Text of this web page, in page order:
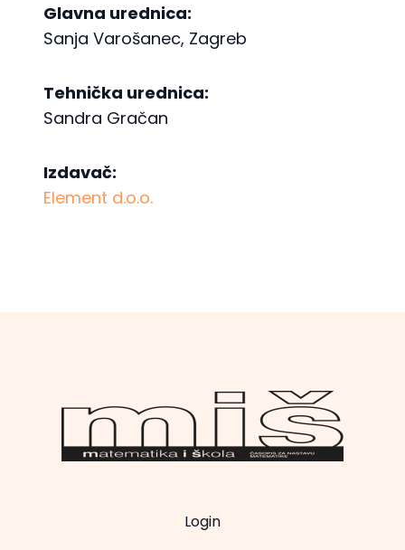
Glavna urednica:
Sanja Varošanec, Zagreb
Tehnička urednica:
Sandra Gračan
Izdavač:
Element d.o.o.
Login